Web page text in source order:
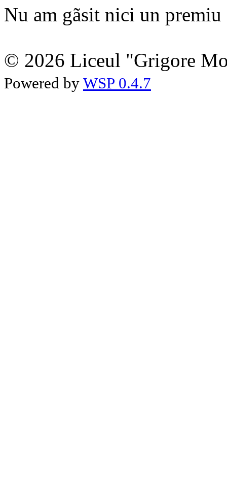
Nu am gãsit nici un premiu
© 2026 Liceul "Grigore
Powered by WSP 0.4.7